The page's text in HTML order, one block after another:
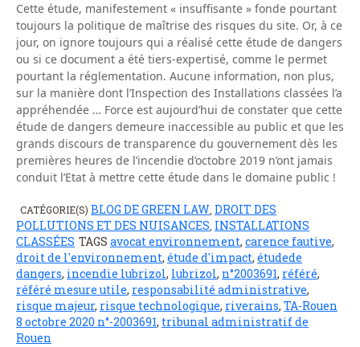
Cette étude, manifestement « insuffisante » fonde pourtant
toujours la politique de maîtrise des risques du site. Or, à ce
jour, on ignore toujours qui a réalisé cette étude de dangers
ou si ce document a été tiers-expertisé, comme le permet
pourtant la réglementation. Aucune information, non plus,
sur la manière dont l’Inspection des Installations classées l’a
appréhendée … Force est aujourd’hui de constater que cette
étude de dangers demeure inaccessible au public et que les
grands discours de transparence du gouvernement dès les
premières heures de l’incendie d’octobre 2019 n’ont jamais
conduit l’Etat à mettre cette étude dans le domaine public !
CATÉGORIE(S) BLOG DE GREEN LAW DROIT DES
POLLUTIONS ET DES NUISANCES INSTALLATIONS
CLASSÉES TAGS avocat environnement, carence fautive,
droit de l'environnement, étude d'impact, étudede
dangers, incendie lubrizol, lubrizol, n°2003691, référé,
référé mesure utile, responsabilité administrative,
risque majeur, risque technologique, riverains, TA-Rouen
8 octobre 2020 n°-2003691, tribunal administratif de
Rouen